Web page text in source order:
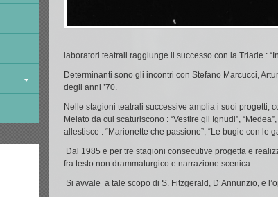
laboratori teatrali raggiunge il successo con la Triade : “
Determinanti sono gli incontri con Stefano Marcucci,
degli anni ’70.
Nelle stagioni teatrali successive amplia i suoi progetti,
Melato da cui scaturiscono : “Vestire gli Ignudi”, “Medea”,
allestisce : “Marionette che passione”, “Le bugie con le
Dal 1985 e per tre stagioni consecutive progetta e
fra testo non drammaturgico e narrazione scenica.
Si avvale a tale scopo di S. Fitzgerald , D’Annunzio, e